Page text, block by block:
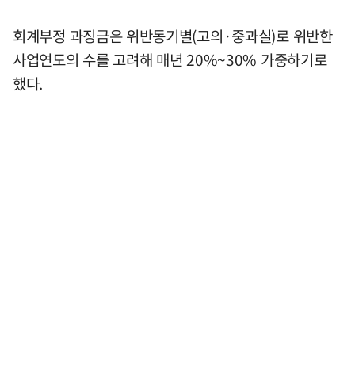
회계부정 과징금은 위반동기별(고의·중과실)로 위반한
사업연도의 수를 고려해 매년 20%~30% 가중하기로
했다.